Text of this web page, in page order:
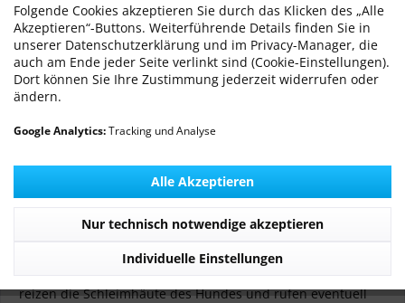
während sie ausgelassen spielen. Manche nehmen den
Schnee gezielt auf und fressen größere Mengen.
Ist Schneefressen wirklich schädlich für
Hunde reagieren ganz unterschiedlich auf die
Schneeaufnahme. Einige haben selbst bei größeren
Mengen Schnee keine Probleme, andere zeigen sehr schnell
handelt es sich um eine akute Magenschleimhaut-
Entzündung, die der aufgenommene Schnee verursachen
kann. Die Kälte und besonders verunreinigter Schnee
reizen die Schleimhäute des Hundes und rufen eventuell
Folgende Cookies akzeptieren Sie durch das Klicken des „Alle
Akzeptieren“-Buttons. Weiterführende Details finden Sie in
unserer Datenschutzerklärung und im Privacy-Manager, die
auch am Ende jeder Seite verlinkt sind (Cookie-Einstellungen).
Dort können Sie Ihre Zustimmung jederzeit widerrufen oder
ändern.
Google Analytics:Tracking und Analyse
Individuelle Einstellungen
Nur technisch notwendige akzeptieren
Alle Akzeptieren